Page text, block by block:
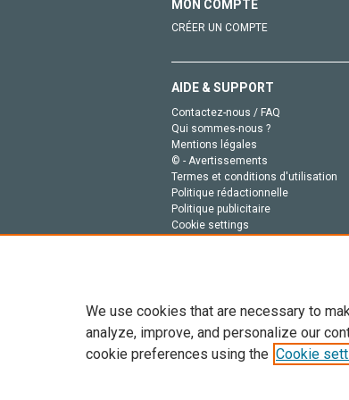
MON COMPTE
CRÉER UN COMPTE
AIDE & SUPPORT
Contactez-nous / FAQ
Qui sommes-nous ?
Mentions légales
© - Avertissements
Termes et conditions d'utilisation
Politique rédactionnelle
Politique publicitaire
Cookie settings
Tout le contenu de ce site:
de données, a la formation en IA
We use cookies that are necessary to
analyze, improve, and personalize our
cookie preferences using the Cookie